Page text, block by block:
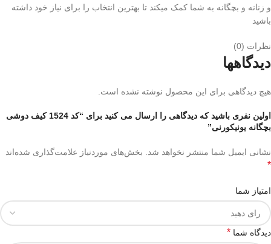
و زنانه و بچگانه به شما کمک میکند تا بهترین انتخاب را برای نیاز خود داشته
باشید
نظرات (0)
دیدگاهها
هیچ دیدگاهی برای این محصول نوشته نشده است.
اولین نفری باشید که دیدگاهی را ارسال می کنید برای “کد 1524 کیف دوشی
بچگانه یونیکورنی”
نشانی ایمیل شما منتشر نخواهد شد. بخش‌های موردنیاز علامت‌گذاری شده‌اند
*
امتیاز شما
دیدگاه شما *